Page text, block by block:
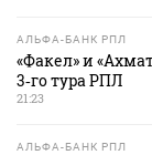
АЛЬФА-БАНК РПЛ
«Факел» и
3‑го тура РПЛ
21:23
АЛЬФА-БАНК РПЛ